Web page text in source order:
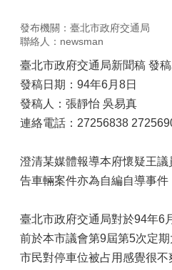
發布機關：臺北市政府交通局
聯絡人：newsman
臺北市政府交通局新聞稿 發
發稿日期：94年6月8日
發稿人：張靜怡 吳易真
連絡電話：27256838
澄清某媒體報導本府懷疑王
告車輛案件亦為自編自導事件
臺北市政府交通局對於94年6
前於本市議會第9屆第5次定
市民對停車位被占用感覺很